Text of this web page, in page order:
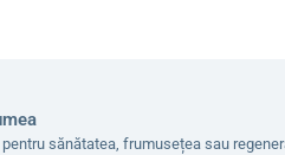
sănătatea, frumusețea sau